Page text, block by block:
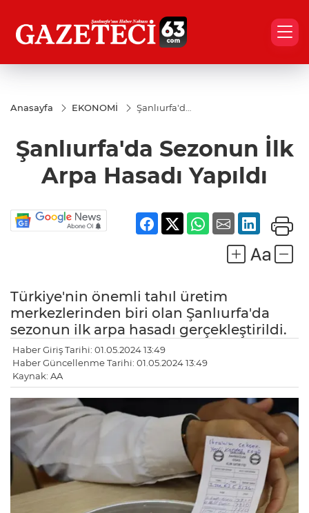
Anasayfa EKONOMİ
Şanlıurfa'da
Hasadı
Yapıldı
Şanlıurfa'da Sezonun İlk
Arpa Hasadı Yapıldı
Türkiye'nin önemli tahıl üretim
merkezlerinden biri olan Şanlıurfa'da
sezonun ilk arpa hasadı gerçekleştirildi.
Haber Giriş Tarihi: 01.05.2024 13:49
Haber Güncellenme Tarihi: 01.05.2024 13:49
Kaynak: AA